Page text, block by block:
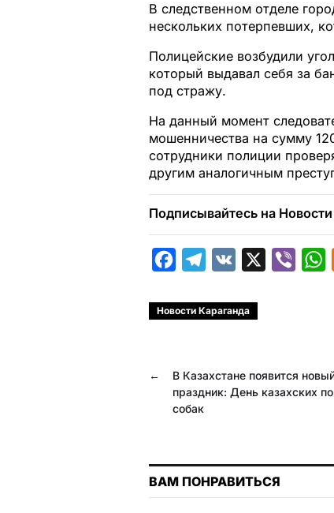
В следственном отделе
нескольких потерпевших,
Полицейские возбудили
который выдавал себя за
под стражу.
На данный момент
мошенничества на сумму
сотрудники полиции
другим аналогичным
Подписывайтесь на
c
o
o
l
r
A
p
Новости Караганда
←
В Казахстане появится
праздник: День казахских
собак
ВАМ ПОНРАВИТЬСЯ